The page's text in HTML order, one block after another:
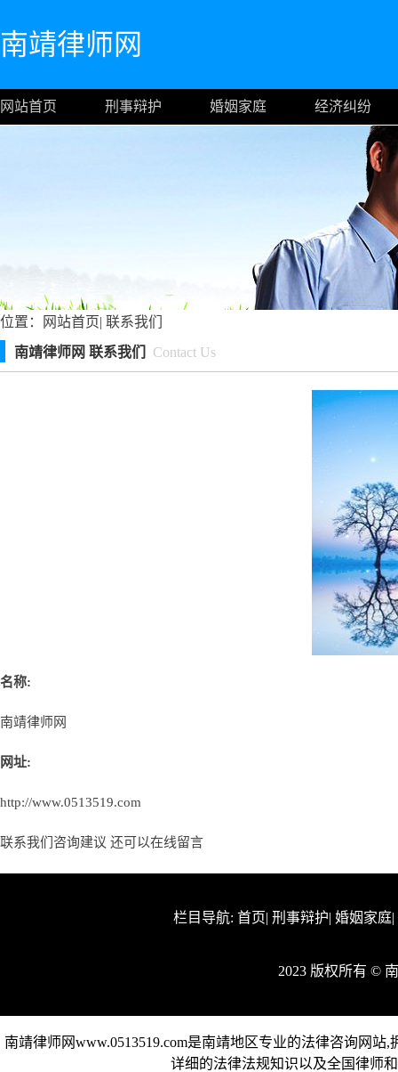
南靖律师网
网站首页 刑事辩护 婚姻家庭 经济纠纷
位置： 网站首页| 联系我们
南靖律师网 联系我们
Contact Us
名称:
南靖律师网
网址:
http://www.0513519.com
联系我们咨询建议 还可以在线留言
栏目导航:首页|刑事辩护|婚姻家庭|
2023 版权所有 ©
南靖律师网www.0513519.com是南靖地区专业的法律咨询网
详细的法律法规知识以及全国律师